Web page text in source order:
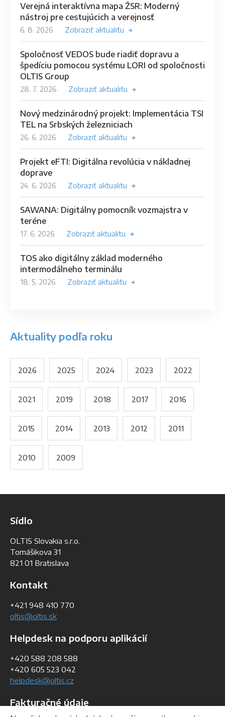
Verejná interaktívna mapa ŽSR: Moderný
nástroj pre cestujúcich a verejnosť
6. 8. 2026 Zobraziť aktualitu
Spoločnosť VEDOS bude riadiť dopravu a
špedíciu pomocou systému LORI od spoločnosti
OLTIS Group
28. 7. 2026 Zobraziť aktualitu
Nový medzinárodný projekt: Implementácia TSI
TEL na Srbských železniciach
26. 6. 2026 Zobraziť aktualitu
Projekt eFTI: Digitálna revolúcia v nákladnej
doprave
24. 6. 2026 Zobraziť aktualitu
SAWANA: Digitálny pomocník vozmajstra v
teréne
17. 6. 2026 Zobraziť aktualitu
TOS ako digitálny základ moderného
intermodálneho terminálu
18. 5. 2026 Zobraziť aktualitu
Aktuality podľa roku
2026 2025 2024 2023 2022
2021 2019 2018 2017 2016
2015 2014 2013 2012 2011
2010 2009
Sídlo
OLTIS Slovakia s.r.o.
Tomášikova 31
821 01 Bratislava
Kontakt
+421 948 410 770
oltis@oltis.sk
Helpdesk na podporu aplikácií
+420 588 208 588
+420 605 523 042
helpdesk@oltis.cz
Fakturačné údaje